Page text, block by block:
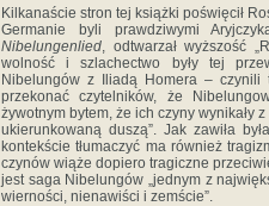
Kilkanaście stron tej książki poświęcił
Germanie byli prawdziwymi
Nibelungenlied, odtwarzał wyższość
wolność i szlachectwo były tej
Nibelungów z Iliadą Homera –
przekonać czytelników, że
żywotnym bytem, że ich czyny wynikały
ukierunkowaną duszą”. Jak zawiła
kontekście tłumaczyć ma również
czynów wiąże dopiero tragiczne
jest saga Nibelungów „jednym z
wierności, nienawiści i zemście”.